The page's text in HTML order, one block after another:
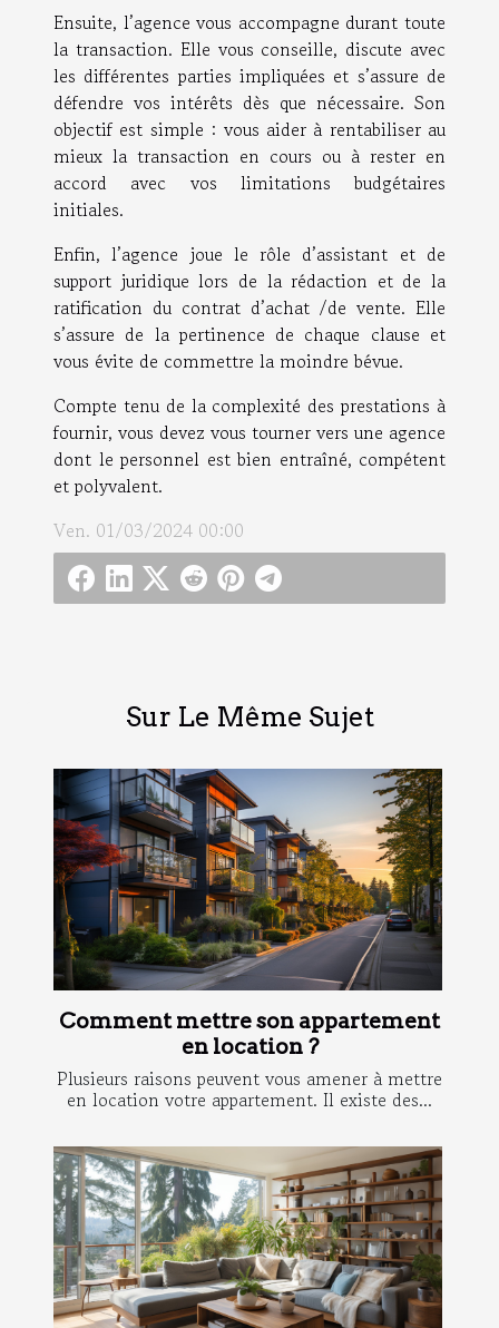
Ensuite, l’agence vous accompagne durant toute
la transaction. Elle vous conseille, discute avec
les différentes parties impliquées et s’assure de
défendre vos intérêts dès que nécessaire. Son
objectif est simple : vous aider à rentabiliser au
mieux la transaction en cours ou à rester en
accord avec vos limitations budgétaires
initiales.
Enfin, l’agence joue le rôle d’assistant et de
support juridique lors de la rédaction et de la
ratification du contrat d’achat /de vente. Elle
s’assure de la pertinence de chaque clause et
vous évite de commettre la moindre bévue.
Compte tenu de la complexité des prestations à
fournir, vous devez vous tourner vers une agence
dont le personnel est bien entraîné, compétent
et polyvalent.
Ven. 01/03/2024 00:00
Sur Le Même Sujet
Comment mettre son appartement
en location ?
Plusieurs raisons peuvent vous amener à mettre
en location votre appartement. Il existe des...